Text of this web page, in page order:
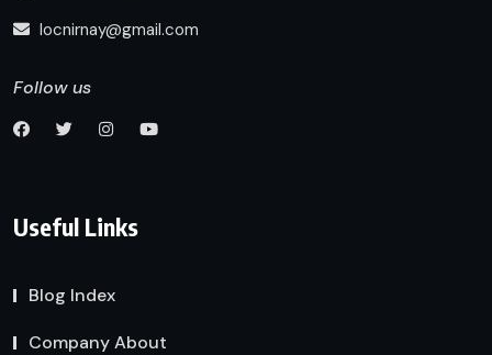
locnirnay@gmail.com
Follow us
Useful Links
Blog Index
Company About